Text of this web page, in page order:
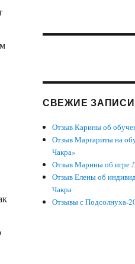
СВЕЖИЕ ЗАПИСИ
Отзыв Карины об
Отзыв Маргариты на
Чакра»
Отзыв Марины об игре
Отзыв Елены об
Чакра
Отзывы с Подсолнуха-